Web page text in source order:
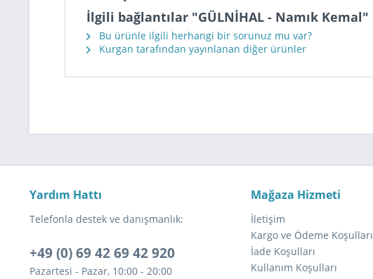
İlgili bağlantılar "GÜLNİHAL - Namık Kemal"
Bu ürünle ilgili herhangi bir sorunuz mu var?
Kurgan tarafından yayınlanan diğer ürünler
Yardım Hattı
Telefonla destek ve danışmanlık:
+49 (0) 69 42 69 42 920
Pazartesi - Pazar, 10:00 - 20:00
Mağaza Hizmeti
İletişim
Kargo ve Ödeme Koşulları
İade Koşulları
Kullanım Koşulları